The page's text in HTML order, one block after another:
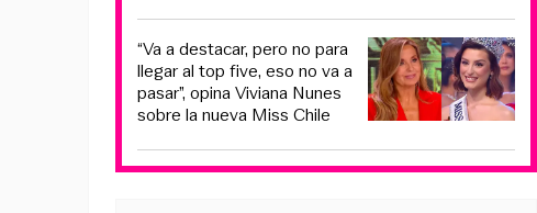
“Va a destacar, pero no para
llegar al top five, eso no va a
pasar”, opina Viviana Nunes
sobre la nueva Miss Chile